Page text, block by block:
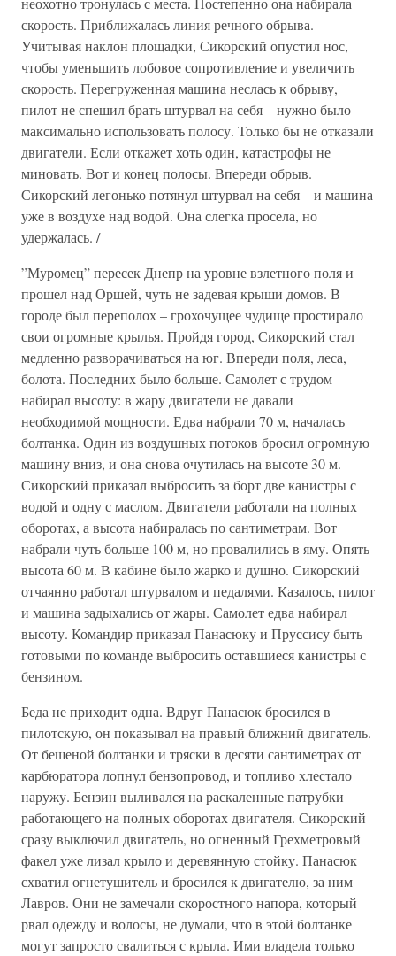
скорость. Приближалась линия речного обрыва.
Учитывая наклон площадки, Сикорский опустил нос,
чтобы уменьшить лобовое сопротивление и увеличить
скорость. Перегруженная машина неслась к обрыву,
пилот не спешил брать штурвал на себя – нужно было
максимально использовать полосу. Только бы не отказали
двигатели. Если откажет хоть один, катастрофы не
миновать. Вот и конец полосы. Впереди обрыв.
Сикорский легонько потянул штурвал на себя – и машина
уже в воздухе над водой. Она слегка просела, но
удержалась. /
”Муромец” пересек Днепр на уровне взлетного поля и
прошел над Оршей, чуть не задевая крыши домов. В
городе был переполох – грохочущее чудище простирало
свои огромные крылья. Пройдя город, Сикорский стал
медленно разворачиваться на юг. Впереди поля, леса,
болота. Последних было больше. Самолет с трудом
набирал высоту: в жару двигатели не давали
необходимой мощности. Едва набрали 70 м, началась
болтанка. Один из воздушных потоков бросил огромную
машину вниз, и она снова очутилась на высоте 30 м.
Сикорский приказал выбросить за борт две канистры с
водой и одну с маслом. Двигатели работали на полных
оборотах, а высота набиралась по сантиметрам. Вот
набрали чуть больше 100 м, но провалились в яму. Опять
высота 60 м. В кабине было жарко и душно. Сикорский
отчаянно работал штурвалом и педалями. Казалось, пилот
и машина задыхались от жары. Самолет едва набирал
высоту. Командир приказал Панасюку и Пруссису быть
готовыми по команде выбросить оставшиеся канистры с
бензином.
Беда не приходит одна. Вдруг Панасюк бросился в
пилотскую, он показывал на правый ближний двигатель.
От бешеной болтанки и тряски в десяти сантиметрах от
карбюратора лопнул бензопровод, и топливо хлестало
наружу. Бензин выливался на раскаленные патрубки
работающего на полных оборотах двигателя. Сикорский
сразу выключил двигатель, но огненный Грехметровый
факел уже лизал крыло и деревянную стойку. Панасюк
схватил огнетушитель и бросился к двигателю, за ним
Лавров. Они не замечали скоростного напора, который
рвал одежду и волосы, не думали, что в этой болтанке
могут запросто свалиться с крыла. Ими владела только